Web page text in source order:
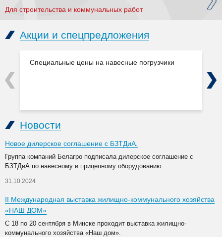
Для строительства и коммунальных работ
Акции и спецпредложения
Специальные цены на навесные погрузчики
Previous Next
Новости
Новое дилерское соглашение с БЗТДиА.
Группа компаний Белагро подписала дилерское соглашение с
БЗТДиА по навесному и прицепному оборудованию
31.10.2024
II Международная выставка жилищно-коммунального хозяйства
«НАШ ДОМ»
С 18 по 20 сентября в Минске проходит выставка жилищно-
коммунального хозяйства «Наш дом».